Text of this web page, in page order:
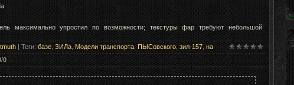
максимально упростил по возможности; текстуры фар требуют небольшой
| Теги: базе ЗИЛа Модели транспорта ПЫСовского зил-157 на
/0